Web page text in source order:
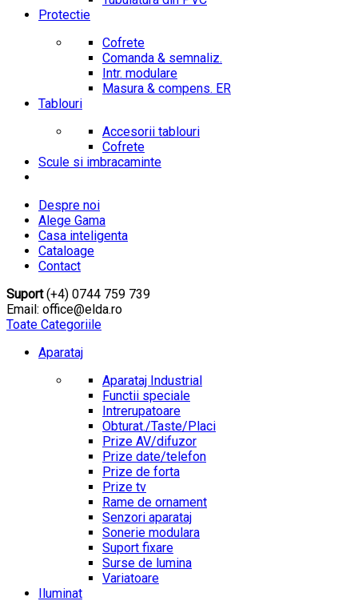
Protectie
Cofrete
Comanda & semnaliz.
Intr. modulare
Masura & compens. ER
Tablouri
Accesorii tablouri
Cofrete
Scule si imbracaminte
Despre noi
Alege Gama
Casa inteligenta
Cataloage
Contact
Suport(+4) 0744 759 739
Email: office@elda.ro
Toate Categoriile
Aparataj
Aparataj Industrial
Functii speciale
Intrerupatoare
Obturat./Taste/Placi
Prize AV/difuzor
Prize date/telefon
Prize de forta
Prize tv
Rame de ornament
Senzori aparataj
Sonerie modulara
Suport fixare
Surse de lumina
Variatoare
Iluminat